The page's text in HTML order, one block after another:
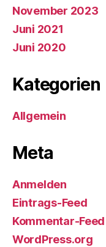
November 2023
Juni 2021
Juni 2020
Kategorien
Allgemein
Meta
Anmelden
Eintrags-Feed
Kommentar-Feed
WordPress.org